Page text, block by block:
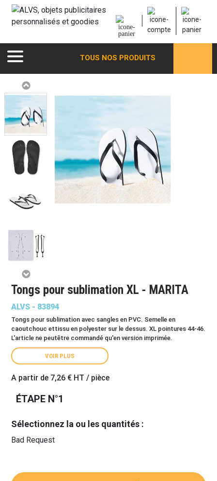
TOUS NOS PRODUITS
Tongs pour sublimation XL - MARITA
ALVS - 83894
Tongs pour sublimation avec sangles en PVC. Semelle en
caoutchouc ettissu en polyester sur le dessus. XL pointures 44-46.
L'article ne peutêtre commandé qu'en version imprimée.
VOIR PLUS
A partir de 7,26 € HT / pièce
ÉTAPE N°1
Sélectionnez la ou les quantités :
Bad Request